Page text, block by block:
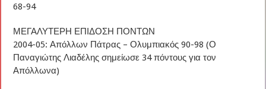
68-94
ΜΕΓΑΛΥΤΕΡΗ ΕΠΙΔΟΣΗ ΠΟΝΤΩΝ
2004-05: Απόλλων Πάτρας – Ολυμπιακός 90-98 (Ο
Παναγιώτης Λιαδέλης σημείωσε 34 πόντους για τον
Απόλλωνα)